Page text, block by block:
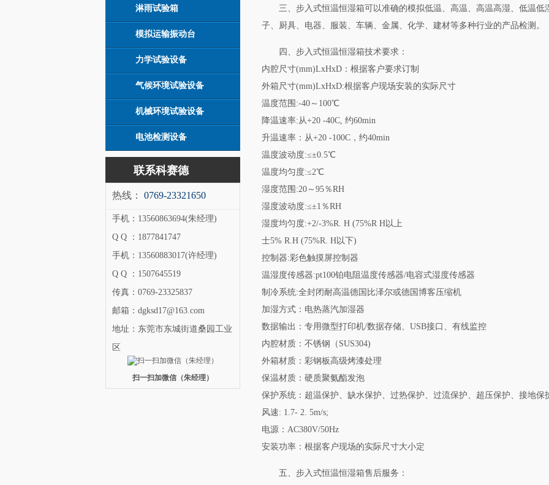
淋雨试验箱
模拟运输振动台
力学试验设备
气候环境试验设备
机械环境试验设备
电池检测设备
联系科赛德
热线： 0769-23321650
手机：13560863694(朱经理)
Q Q ：1877841747
手机：13560883017(许经理)
Q Q ：1507645519
传真：0769-23325837
邮箱：dgksd17@163.com
地址：东莞市东城街道桑园工业
区
扫一扫加微信（朱经理）
三、步入式恒温恒湿箱可以准确的模拟低温、高温、高温高湿、低温
子、厨具、电器、服装、车辆、金属、化学、建材等多种行业的产品检测。
四、步入式恒温恒湿箱技术要求：
内腔尺寸(mm)LxHxD：根据客户要求订制
外箱尺寸(mm)LxHxD:根据客户现场安装的实际尺寸
温度范围:-40～100℃
降温速率:从+20 -40C, 约60min
升温速率：从+20 -100C，约40min
温度波动度:≤±0.5℃
温度均匀度:≤2℃
湿度范围:20～95％RH
湿度波动度:≤±1％RH
湿度均匀度:+2/-3%R. H (75%R H以上
士5% R.H (75%R. H以下)
控制器:彩色触摸屏控制器
温湿度传感器:pt100铂电阻温度传感器/电容式湿度传感器
制冷系统:全封闭耐高温德国比泽尔或德国博客压缩机
加湿方式：电热蒸汽加湿器
数据输出：专用微型打印机/数据存储、USB接口、有线监控
内腔材质：不锈钢（SUS304)
外箱材质：彩钢板高级烤漆处理
保温材质：硬质聚氨酯发泡
保护系统：超温保护、缺水保护、过热保护、过流保护、超压保护、接地保
风速: 1.7- 2. 5m/s;
电源：AC380V/50Hz
安装功率：根据客户现场的实际尺寸大小定
五、步入式恒温恒湿箱售后服务：